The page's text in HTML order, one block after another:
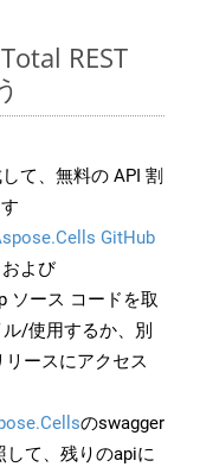
REST
て、無料の API 割
GitHub
よび
ソース コードを取
/使用するか、別
ースにアクセス
のswagger
て、残りのapiに